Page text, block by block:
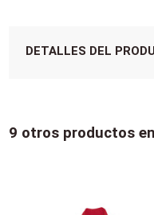
DETALLES DEL
9 otros productos